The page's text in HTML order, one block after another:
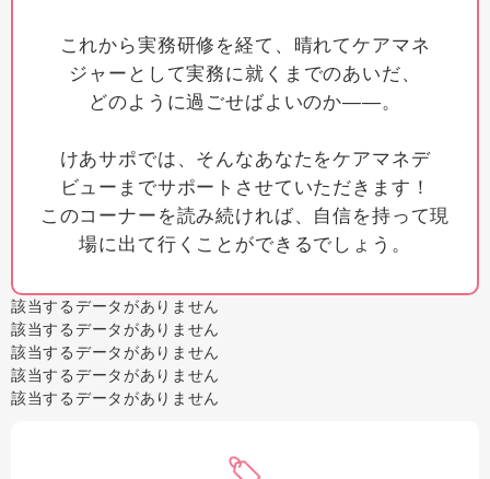
これから実務研修を経て、晴れてケアマネ
ジャーとして実務に就くまでのあいだ、
どのように過ごせばよいのか――。
けあサポでは、そんなあなたをケアマネデ
ビューまでサポートさせていただきます！
このコーナーを読み続ければ、自信を持って現
場に出て行くことができるでしょう。
該当するデータがありません
該当するデータがありません
該当するデータがありません
該当するデータがありません
該当するデータがありません